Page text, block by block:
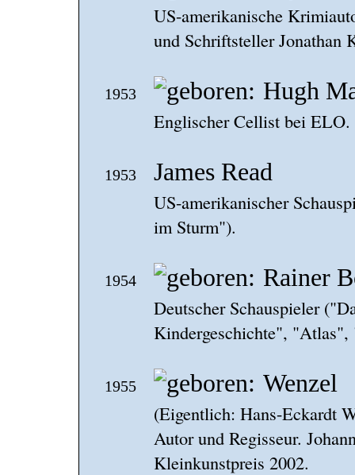
US-amerikanische
und Schriftsteller Jonathan
1953 Hugh
Englischer Cellist bei ELO.
1953 James Read
US-amerikanischer
im Sturm").
1954 Rainer
Deutscher Schauspieler
Kindergeschichte",
1955 Wenzel
(Eigentlich: Hans-Eckardt
Autor und Regisseur.
Kleinkunstpreis 2002.